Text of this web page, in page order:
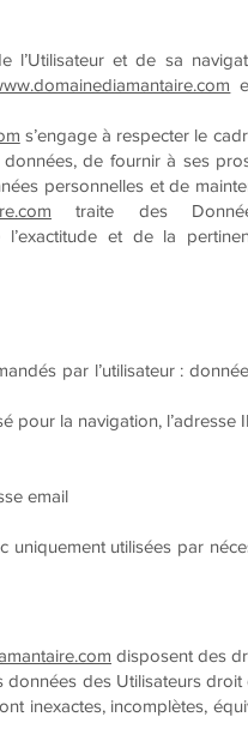
l’Utilisateur et de sa
s’engage à respecter le
de fournir à ses
personnelles et de
traite des
et de la
par l’utilisateur :
pour la navigation, l’adresse
email
utilisées par
disposent des
données des Utilisateurs
inexactes, incomplètes,